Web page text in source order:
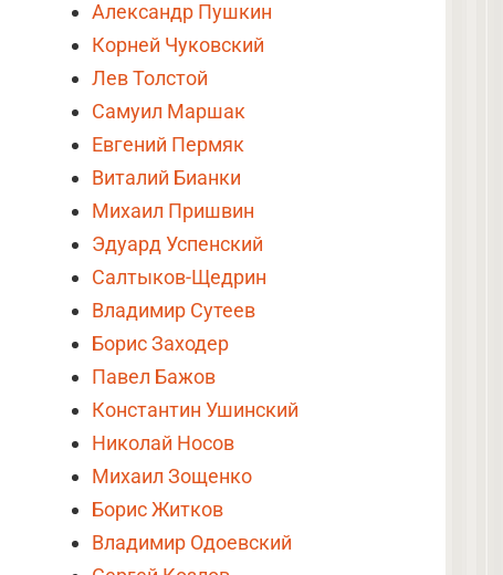
Александр Пушкин
Корней Чуковский
Лев Толстой
Самуил Маршак
Евгений Пермяк
Виталий Бианки
Михаил Пришвин
Эдуард Успенский
Салтыков-Щедрин
Владимир Сутеев
Борис Заходер
Павел Бажов
Константин Ушинский
Николай Носов
Михаил Зощенко
Борис Житков
Владимир Одоевский